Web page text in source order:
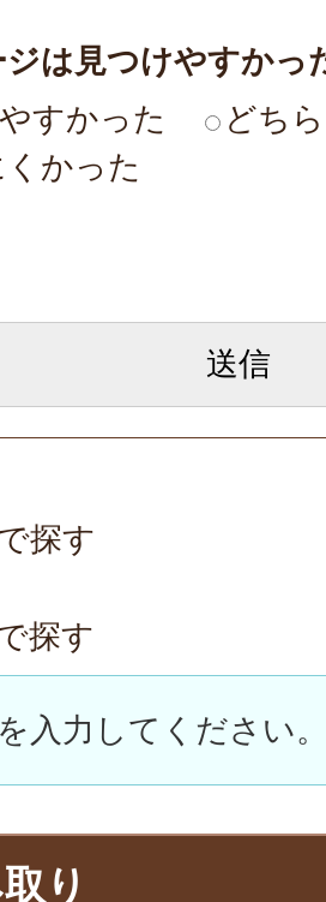
ジは見つけやすかっ
すかった
どち
かった
探す
探す
り